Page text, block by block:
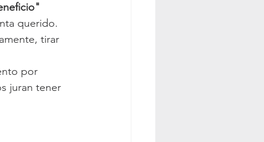
querido.
tirar
por
juran tener